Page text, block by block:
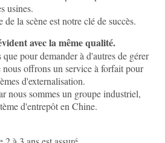
usines.
la scène est notre clé de succès.
avec la même qualité.
pour demander à d'autres de gérer
nous offrons un service à forfait pour
d'externalisation.
nous sommes un groupe industriel,
d'entrepôt en Chine.